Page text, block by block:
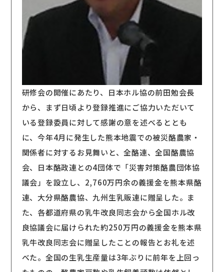
研修会の開催にあたり、日本ホル協の前田勉会長
から、まず日頃より登録推進にご協力いただいて
いる登録委員に対して感謝の意を述べるととも
に、今年4月に発生した熊本地震での被災酪農家・
関係者に対するお見舞いと、全酪連、全国酪農協
会、日本酪政連との4団体で「災害対策酪農団体協
議会」を設立し、2,760万円余の義援金を熊本県酪
連、大分県酪農協、九州生乳販連に贈呈した。ま
た、各都道府県の乳牛改良同志会から全国ホル改
良協議会に届けられた約250万円の義援金を熊本県
乳牛改良同志会に贈呈したことの報告とお礼を述
べた。全国の生乳生産量は3年ぶりに前年を上回っ